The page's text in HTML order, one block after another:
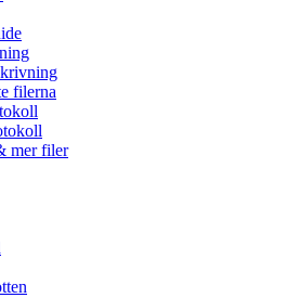
filerna
mer filer